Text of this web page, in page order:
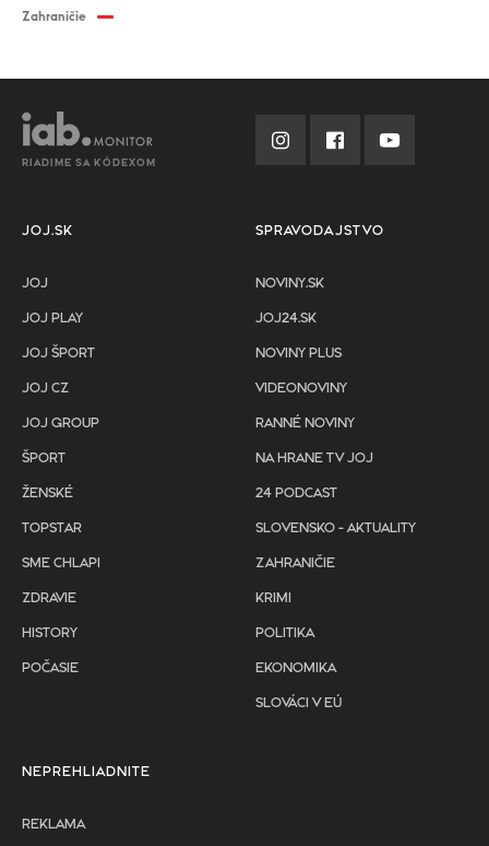
Zahraničie
RIADIME SA KÓDEXOM
JOJ.SK
JOJ
JOJ PLAY
JOJ ŠPORT
JOJ CZ
JOJ GROUP
ŠPORT
ŽENSKÉ
TOPSTAR
SME CHLAPI
ZDRAVIE
HISTORY
POČASIE
SPRAVODAJSTVO
NOVINY.SK
JOJ24.SK
NOVINY PLUS
VIDEONOVINY
RANNÉ NOVINY
NA HRANE TV JOJ
24 PODCAST
SLOVENSKO - AKTUALITY
ZAHRANIČIE
KRIMI
POLITIKA
EKONOMIKA
SLOVÁCI V EÚ
NEPREHLIADNITE
REKLAMA